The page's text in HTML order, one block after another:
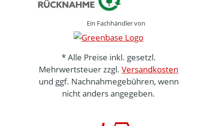
Ein Fachhändler von
* Alle Preise inkl. gesetzl.
Mehrwertsteuer zzgl. Versandkosten
und ggf. Nachnahmegebühren, wenn
nicht anders angegeben.